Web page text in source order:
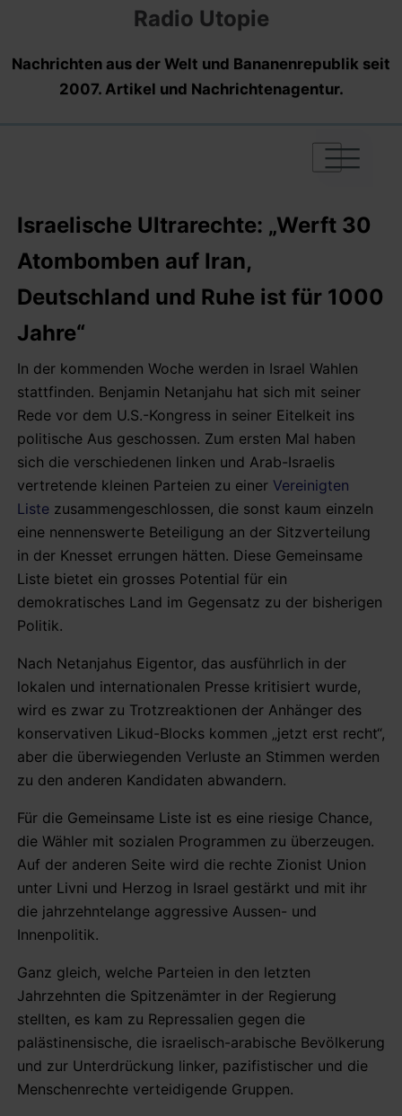
Radio Utopie
Nachrichten aus der Welt und Bananenrepublik seit
2007. Artikel und Nachrichtenagentur.
|
|
|
Israelische Ultrarechte: „Werft 30
Atombomben auf Iran,
Deutschland und Ruhe ist für 1000
Jahre“
In der kommenden Woche werden in Israel Wahlen
stattfinden. Benjamin Netanjahu hat sich mit seiner
Rede vor dem U.S.-Kongress in seiner Eitelkeit ins
politische Aus geschossen. Zum ersten Mal haben
sich die verschiedenen linken und Arab-Israelis
vertretende kleinen Parteien zu einer Vereinigten
Liste zusammengeschlossen, die sonst kaum einzeln
eine nennenswerte Beteiligung an der Sitzverteilung
in der Knesset errungen hätten. Diese Gemeinsame
Liste bietet ein grosses Potential für ein
demokratisches Land im Gegensatz zu der bisherigen
Politik.
Nach Netanjahus Eigentor, das ausführlich in der
lokalen und internationalen Presse kritisiert wurde,
wird es zwar zu Trotzreaktionen der Anhänger des
konservativen Likud-Blocks kommen „jetzt erst recht“,
aber die überwiegenden Verluste an Stimmen werden
zu den anderen Kandidaten abwandern.
Für die Gemeinsame Liste ist es eine riesige Chance,
die Wähler mit sozialen Programmen zu überzeugen.
Auf der anderen Seite wird die rechte Zionist Union
unter Livni und Herzog in Israel gestärkt und mit ihr
die jahrzehntelange aggressive Aussen- und
Innenpolitik.
Ganz gleich, welche Parteien in den letzten
Jahrzehnten die Spitzenämter in der Regierung
stellten, es kam zu Repressalien gegen die
palästinensische, die israelisch-arabische Bevölkerung
und zur Unterdrückung linker, pazifistischer und die
Menschenrechte verteidigende Gruppen.